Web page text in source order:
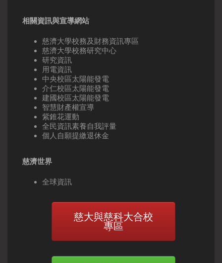
相關資訊與宣導網站
慈濟大學校務及財務資訊專區
慈濟大學校務研究中心
研究資訊
用電資訊
中央校區太陽能發電
介仁校區太陽能發電
建國校區太陽能發電
智慧財產權宣導
紫錐花運動
全民資訊素養自我評量
個人自願提繳退休金
慈濟世界
全球資訊
慈大與慈科大合校
專區